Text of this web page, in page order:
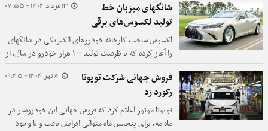
13 مرداد 1404 - 07:55
شانگهای میزبان خط
تولید لکسوس‌های برقی
لکسوس ساخت کارخانه خودروهای الکتریکی در شانگهای
را آغاز کرده که با ظرفیت تولید ۱۰۰ هزار خودرو در سال، از
۲۰۲۷ شروع به کار خواهد کرد.
8 تیر 1404 - 09:45
فروش جهانی شرکت تویوتا
رکورد زد
تویوتا موتور اعلام کرد که فروش جهانی این خودروساز در
ماه مه، برای پنجمین ماه متوالی افزایش یافت و با وجود